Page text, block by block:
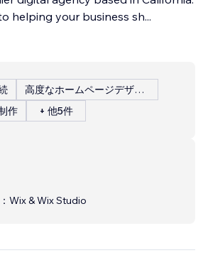
helping your business sh...
高度なホームページデザイン
作
+ 他5件
Wix & Wix Studio